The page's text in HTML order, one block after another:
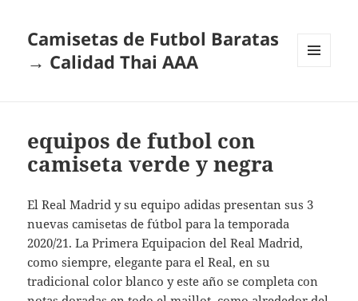
Camisetas de Futbol Baratas
→ Calidad Thai AAA
equipos de futbol con
camiseta verde y negra
El Real Madrid y su equipo adidas presentan sus 3
nuevas camisetas de fútbol para la temporada
2020/21. La Primera Equipacion del Real Madrid,
como siempre, elegante para el Real, en su
tradicional color blanco y este año se completa con